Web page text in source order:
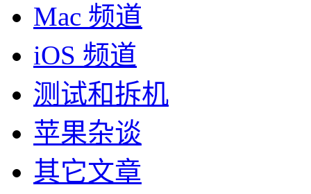
Mac 频道
iOS 频道
测试和拆机
苹果杂谈
其它文章